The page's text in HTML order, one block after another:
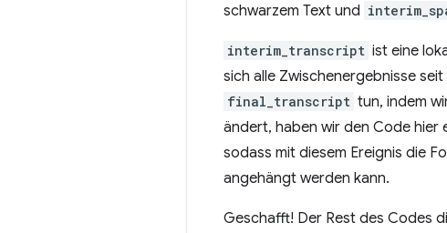
schwarzem Text und
interim_transcript ist eine
sich alle Zwischenergebnisse
final_transcript tun, indem
ändert, haben wir den Code
sodass mit diesem Ereignis die
angehängt werden kann.
Geschafft! Der Rest des Codes